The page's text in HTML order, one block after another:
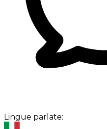
Lingue parlate: